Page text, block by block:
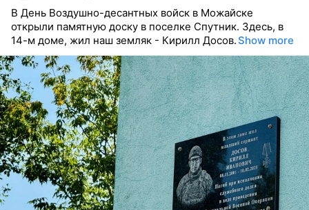
В День Воздушно-десантных войск в Можайске
открыли памятную доску в поселке Спутник. Здесь, в
14-м доме, жил наш земляк - Кирилл Досов.Show more